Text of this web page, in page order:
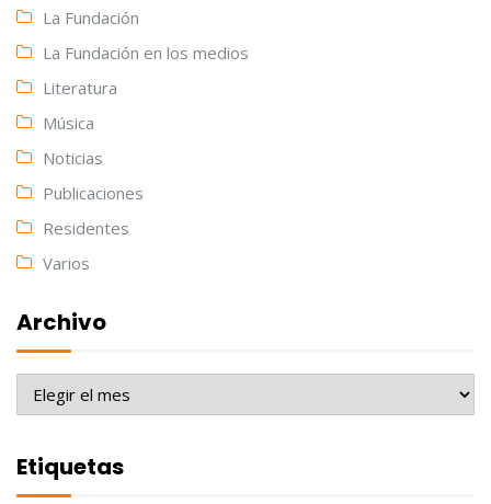
La Fundación
La Fundación en los medios
Literatura
Música
Noticias
Publicaciones
Residentes
Varios
Archivo
Archivo
Etiquetas